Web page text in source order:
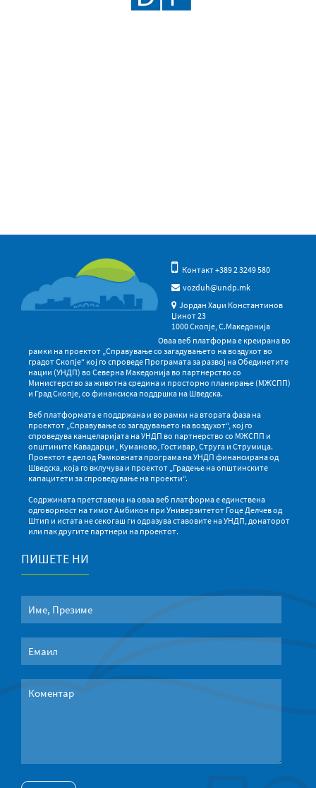
Контакт +389 2 3249 580
vozduh@undp.mk
Јордан Хаџи Константинов
Џинот 23
1000 Скопје, С.Македонија
Оваа веб платформа е креирана во
рамки на проектот „Справување со загадувањето на воздухот во
градот Скопје“ кој го спроведе Програмата за развој на Обединетите
нации (УНДП) во Северна Македонија во партнерство со
Министерство за животна средина и просторно планирање (МЖСПП)
и Град Скопје, со финансиска поддршка на Шведска.
Веб платформата е поддржана и во рамки на втората фаза на
проектот „Справување со загадувањето на воздухот“, кој го
спроведува канцеларијата на УНДП во партнерство со МЖСПП и
општините Кавадарци , Куманово, Гостивар, Струга и Струмица.
Проектот е дел од Рамковната програма на УНДП финансирана од
Шведска, која го вклучува и проектот „Градење на општинските
капацитети за спроведување на проекти“.
Содржината претставена на оваа веб платформа е единствена
одговорност на тимот Амбикон при Универзитетот Гоце Делчев од
Штип и истата не секогаш ги одразува ставовите на УНДП, донаторот
или пак другите партнери на проектот.
ПИШЕТЕ НИ